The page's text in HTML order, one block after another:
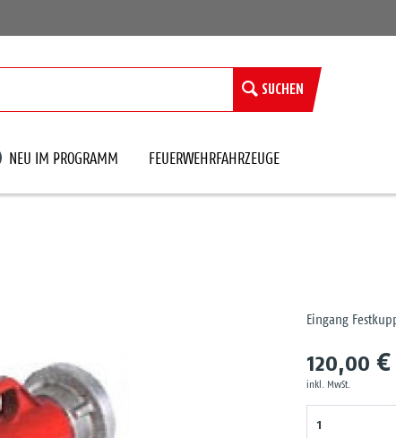
SUCHEN
NEU IM PROGRAMM FEUERWEHRFAHRZEUGE
Eingang
120,00
inkl. MwSt.